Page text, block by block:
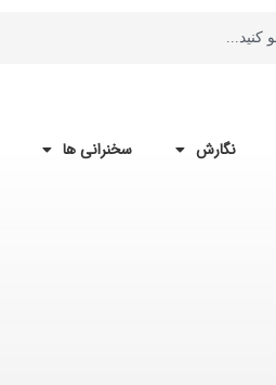
نگارش سخنرانی ها